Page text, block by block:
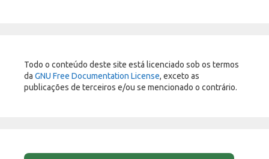
Todo o conteúdo deste site está licenciado sob os termos
da GNU Free Documentation License, exceto as
publicações de terceiros e/ou se mencionado o contrário.